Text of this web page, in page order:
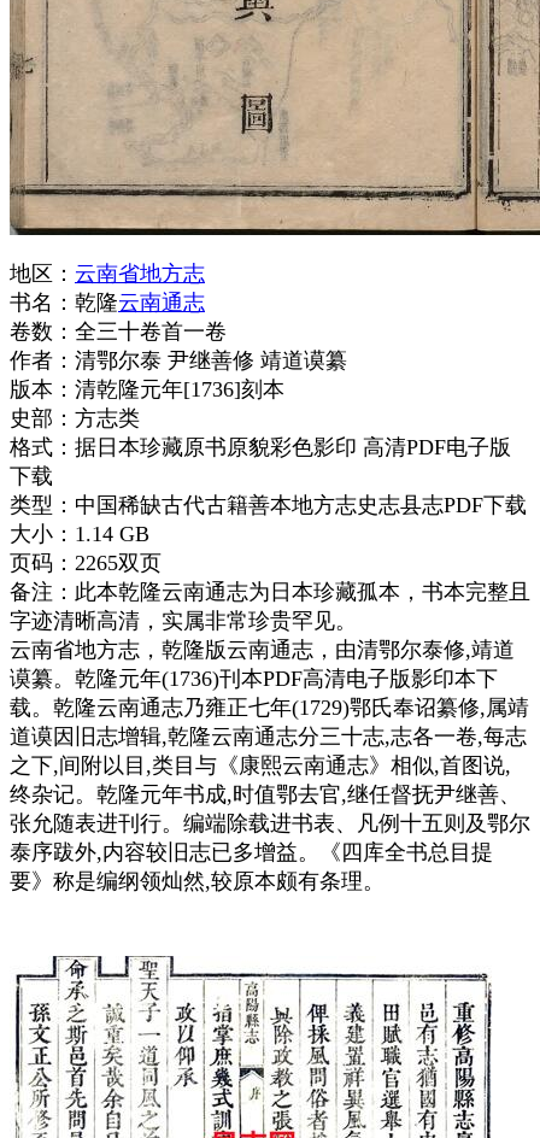
地区： 云南省地方志
书名：乾隆云南通志
卷数：全三十卷首一卷
作者：清鄂尔泰 尹继善修 靖道谟纂
版本：清乾隆元年[1736]刻本
史部：方志类
格式：据日本珍藏原书原貌彩色影印 高清PDF电子版
下载
类型：中国稀缺古代古籍善本地方志史志县志PDF下载
大小：1.14 GB
页码：2265双页
备注：此本乾隆云南通志为日本珍藏孤本，书本完整且
字迹清晰高清，实属非常珍贵罕见。
云南省地方志，乾隆版云南通志，由清鄂尔泰修,靖道
谟纂。乾隆元年(1736)刊本PDF高清电子版影印本下
载。乾隆云南通志乃雍正七年(1729)鄂氏奉诏纂修,属靖
道谟因旧志增辑,乾隆云南通志分三十志,志各一卷,每志
之下,间附以目,类目与《康熙云南通志》相似,首图说,
终杂记。乾隆元年书成,时值鄂去官,继任督抚尹继善、
张允随表进刊行。编端除载进书表、凡例十五则及鄂尔
泰序跋外,内容较旧志已多增益。《四库全书总目提
要》称是编纲领灿然,较原本颇有条理。